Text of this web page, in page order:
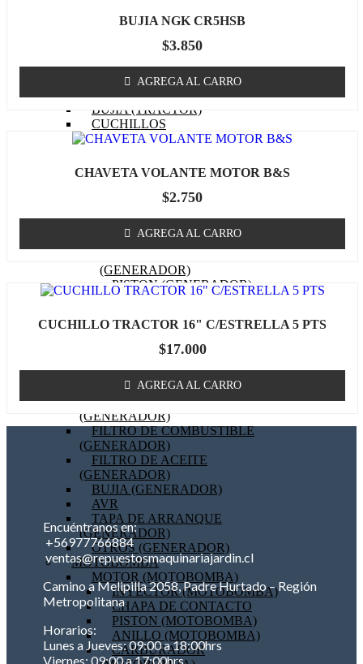
MOTOR)
(TRACTOR)
FILTRO DE ACEITE
(TRACTOR)
FILTRO DE AIRE (TRACTOR)
BUJIA (TRACTOR)
CUCHILLOS
CORREA (TRACTOR)
MASA / TORRETA
GENERADOR
MOTOR (GENERADOR)
(GENERADOR)
PISTON (GENERADOR)
ANILLOS (GENERADOR)
EMPAQUETADURAS
(GENERADOR)
BIELA (GENERADOR)
MOTOR DE PARTIDA
(GENERADOR)
FILTRO DE AIRE
(GENERADOR)
FILTRO DE COMBUSTIBLE
(GENERADOR)
FILTRO DE ACEITE
(GENERADOR)
BUJIA (GENERADOR)
AVR
TAPA DE ARRANQUE
(GENERADOR)
OTROS (GENERADOR)
MOTOBOMBA
MOTOR (MOTOBOMBA)
INYECTOR (MOTOBOMBA)
CHAPA DE CONTACTO
PISTON (MOTOBOMBA)
ANILLO (MOTOBOMBA)
CARBURADOR
BUJIA NGK CR5HSB
$3.850
AGREGA AL CARRO
CHAVETA VOLANTE MOTOR B&S
$2.750
AGREGA AL CARRO
CUCHILLO TRACTOR 16" C/ESTRELLA 5 PTS
$17.000
AGREGA AL CARRO
Encuéntranos en:
+56977766884
ventas@repuestosmaquinariajardin.cl
Camino a Melipilla 2058, Padre Hurtado – Región
Metropolitana
Horarios:
Lunes a Jueves: 09:00 a 18:00hrs
Viernes: 09:00 a 17:00hrs